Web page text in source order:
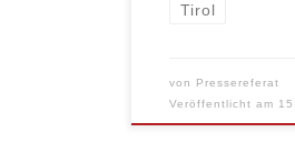
Tirol
von Pressereferat
Veröffentlicht am